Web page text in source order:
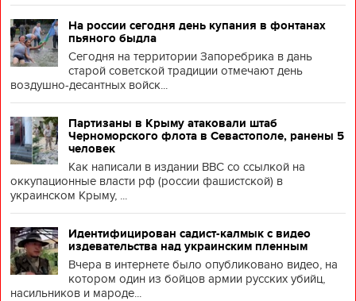
На россии сегодня день купания в фонтанах
пьяного быдла
Сегодня на территории Запоребрика в дань
старой советской традиции отмечают день
воздушно-десантных войск...
Партизаны в Крыму атаковали штаб
Черноморского флота в Севастополе, ранены 5
человек
Как написали в издании BBC со ссылкой на
оккупационные власти рф (россии фашистской) в
украинском Крыму, ...
Идентифицирован садист-калмык с видео
издевательства над украинским пленным
Вчера в интернете было опубликовано видео, на
котором один из бойцов армии русских убийц,
насильников и мароде...